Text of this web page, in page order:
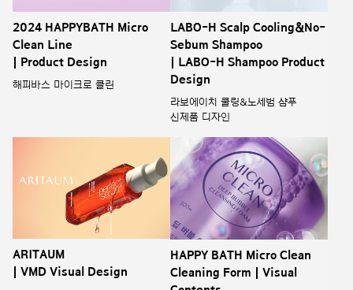
2024 HAPPYBATH Micro
Clean Line
| Product Design
해피바스 마이크로 클린
LABO-H Scalp Cooling&No-
Sebum Shampoo
| LABO-H Shampoo Product
Design
라보에이치 쿨링&노세범 샴푸
신제품 디자인
ARITAUM
| VMD Visual Design
HAPPY BATH Micro Clean
Cleaning Form | Visual